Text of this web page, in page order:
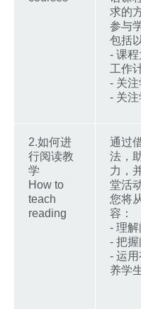
求的
参与
包括
- 课
工作
- 关
- 关
2.如何进
行阅读教
学
How to
teach
reading
通过
法，
力，
堂活
您将
容：
- 理
- 把
- 运
养学